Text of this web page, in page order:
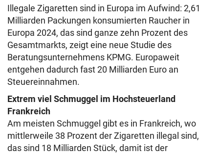
Illegale Zigaretten sind in Europa im Aufwind: 2,61
Milliarden Packungen konsumierten Raucher in
Europa 2024, das sind ganze zehn Prozent des
Gesamtmarkts, zeigt eine neue Studie des
Beratungsunternehmens KPMG. Europaweit
entgehen dadurch fast 20 Milliarden Euro an
Steuereinnahmen.
Extrem viel Schmuggel im Hochsteuerland
Frankreich
Am meisten Schmuggel gibt es in Frankreich, wo
mittlerweile 38 Prozent der Zigaretten illegal sind,
das sind 18 Milliarden Stück, damit ist der